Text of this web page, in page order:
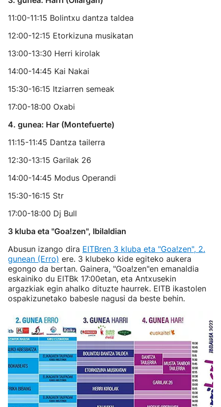
11:00-11:15 Bolintxu dantza taldea
12:00-12:15 Etorkizuna musikatan
13:00-13:30 Herri kirolak
14:00-14:45 Kai Nakai
15:30-16:15 Itziarren semeak
17:00-18:00 Oxabi
4. gunea: Har (Montefuerte)
11:15-11:45 Dantza tailerra
12:30-13:15 Garilak 26
14:00-14:45 Modus Operandi
15:30-16:15 Str
17:00-18:00 Dj Bull
3 kluba eta "Goa!zen", Ibilaldian
Abusun izango dira EITBren 3 kluba eta "Goa!zen", 2.
gunean (Erro) ere. 3 klubeko kide egiteko aukera
egongo da bertan. Gainera, "Goa!zen"en emanaldia
eskainiko du EITBk 17:00etan, eta Antxusekin
argazkiak egin ahalko dituzte haurrek. EITB ikastolen
ospakizunetako babesle nagusi da beste behin.